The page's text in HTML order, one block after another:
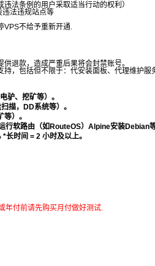
法条例的用户采取适当行动的权利）
违法违规站点等
VPS不给予重新开通.
退款，造成严重后果将会封禁账号。
，包括但不限于：代安装面板、代理维护服
驴、挖矿等）。
描，DD系统等）。
）。
软路由（如RouteOS）Alpine安装Debian等
长时间 = 2 小时及以上。
年付前请先购买月付做好测试.